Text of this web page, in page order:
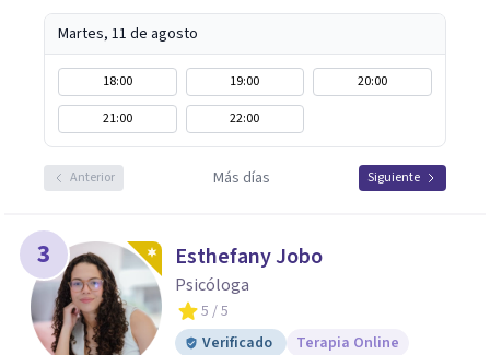
Martes, 11 de agosto
18:00 19:00
20:00
21:00
22:00
Anterior Más días Siguiente
3 Esthefany Jobo
Psicóloga
5 / 5
Verificado
Terapia Online